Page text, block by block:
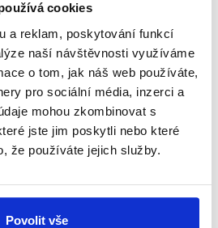
cookies
a reklam, poskytování funkcí
naší návštěvnosti využíváme
o tom, jak náš web používáte,
pro sociální média, inzerci a
mohou zkombinovat s
jste jim poskytli nebo které
že používáte jejich služby.
Povolit vše
události
našich
podpoříte naši